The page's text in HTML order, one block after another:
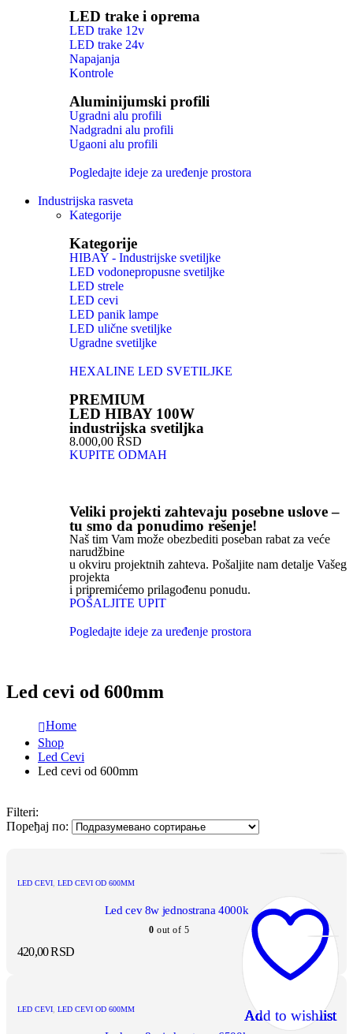
LED trake i oprema
LED trake 12v
LED trake 24v
Napajanja
Kontrole
Aluminijumski profili
Ugradni alu profili
Nadgradni alu profili
Ugaoni alu profili
Pogledajte ideje za uređenje prostora
Industrijska rasveta
Kategorije
Kategorije
HIBAY - Industrijske svetiljke
LED vodonepropusne svetiljke
LED strele
LED cevi
LED panik lampe
LED ulične svetiljke
Ugradne svetiljke
HEXALINE LED SVETILJKE
PREMIUM
LED HIBAY 100W
industrijska svetiljka
8.000,00 RSD
KUPITE ODMAH
Veliki projekti zahtevaju posebne uslove –
tu smo da ponudimo rešenje!
Naš tim Vam može obezbediti poseban rabat za veće
narudžbine
u okviru projektnih zahteva. Pošaljite nam detalje Vašeg
projekta
i pripremićemo prilagođenu ponudu.
POŠALJITE UPIT
Pogledajte ideje za uređenje prostora
Led cevi od 600mm
Home
Shop
Led Cevi
Led cevi od 600mm
Filteri:
Поређај по:
Add to wishlist
LED CEVI, LED CEVI OD 600MM
Led cev 8w jednostrana 4000k
0 out of 5
420,00RSD
Add to wishlist
LED CEVI, LED CEVI OD 600MM Add to wishlist
Add to wishlist
Add to wishlist